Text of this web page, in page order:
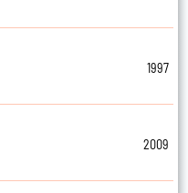
1997
2009